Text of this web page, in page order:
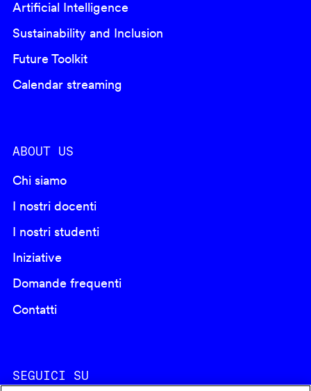
Artificial Intelligence
Sustainability and Inclusion
Future Toolkit
Calendar streaming
ABOUT US
Chi siamo
I nostri docenti
I nostri studenti
Iniziative
Domande frequenti
Contatti
SEGUICI SU